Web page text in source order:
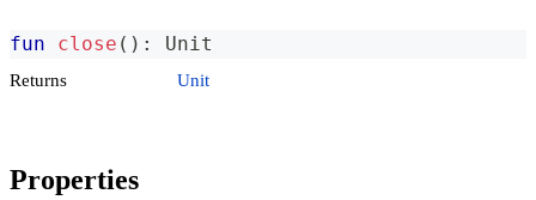
fun close ( ) : Unit
Returns Unit
Properties